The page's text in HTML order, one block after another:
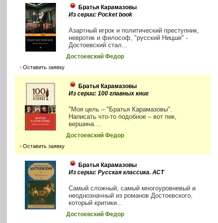
Братья Карамазовы
Из серии: Pocket book
Азартный игрок и политический преступник,
невротик и философ, "русский Ницше" -
Достоевский стал...
Достоевский Федор
Оставить заявку
Братья Карамазовы
Из серии: 100 главных книг
"Моя цель – "Братья Карамазовы".
Написать что-то подобное – вот пик,
вершина....
Достоевский Федор
Оставить заявку
Братья Карамазовы
Из серии: Русская классика. АСТ
Самый сложный, самый многоуровневый и
неоднозначный из романов Достоевского,
который критики...
Достоевский Федор